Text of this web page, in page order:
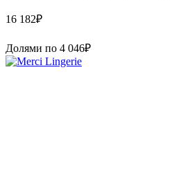
16 182₽
Долями по 4 046₽